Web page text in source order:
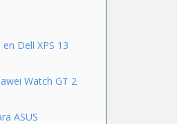
Dell XPS 13
Watch GT 2
ASUS